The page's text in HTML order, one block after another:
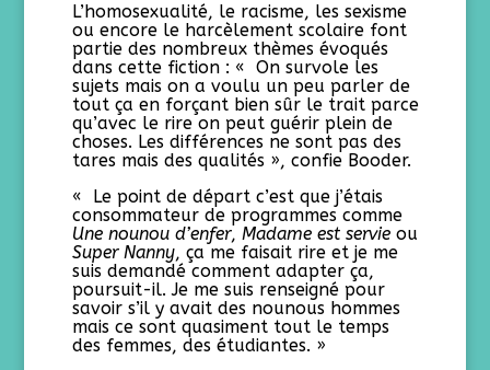
L’homosexualité, le racisme, les sexisme
ou encore le harcèlement scolaire font
partie des nombreux thèmes évoqués
dans cette fiction : « On survole les
sujets mais on a voulu un peu parler de
tout ça en forçant bien sûr le trait parce
qu’avec le rire on peut guérir plein de
choses. Les différences ne sont pas des
tares mais des qualités », confie Booder.
« Le point de départ c’est que j’étais
consommateur de programmes comme
Une nounou d’enfer,Madame est servie ou
Super Nanny, ça me faisait rire et je me
suis demandé comment adapter ça,
poursuit-il. Je me suis renseigné pour
savoir s’il y avait des nounous hommes
mais ce sont quasiment tout le temps
des femmes, des étudiantes. »